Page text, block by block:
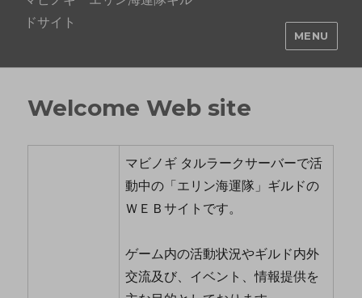
ドサイト
MENU
Welcome Web site
マビノギ タルラークサーバーで活
動中の「エリン海運隊」ギルドの
ＷＥＢサイトです。
ゲーム内の活動状況やギルド内外
交流及び、イベント、情報提供を